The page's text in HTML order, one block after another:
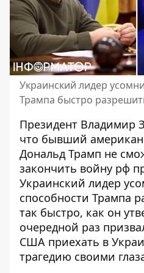
Украинский лидер
Трампа быстро
Президент Владимир
что бывший
Дональд Трамп не
закончить войну рф
Украинский лидер
способности Трампа
так быстро, как он
очередной раз
США приехать в
трагедию своими